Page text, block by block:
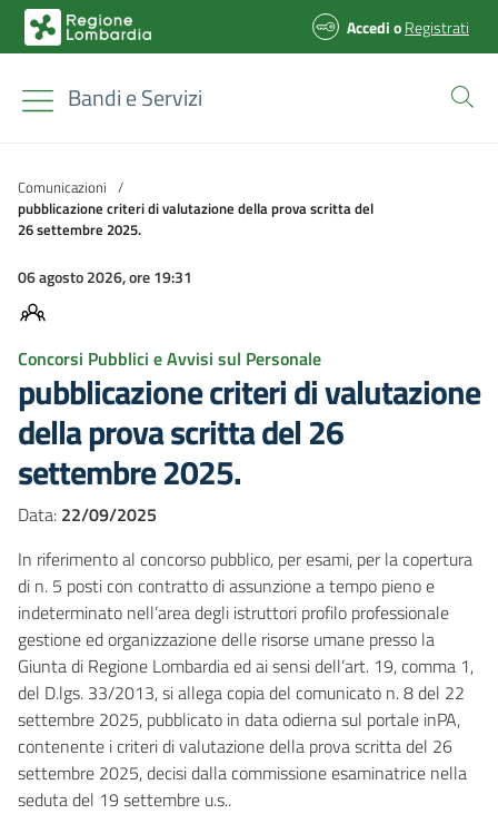
AccedioRegistrati
Bandi e Servizi
Comunicazioni /
pubblicazione criteri di valutazione della prova scritta del
26 settembre 2025.
06 agosto 2026, ore 19:31
Concorsi Pubblici e Avvisi sul Personale
pubblicazione criteri di valutazione
della prova scritta del 26
settembre 2025.
Data: 22/09/2025
In riferimento al concorso pubblico, per esami, per la copertura
di n. 5 posti con contratto di assunzione a tempo pieno e
indeterminato nell’area degli istruttori profilo professionale
gestione ed organizzazione delle risorse umane presso la
Giunta di Regione Lombardia ed ai sensi dell’art. 19, comma 1,
del D.lgs. 33/2013,si allega copia del comunicato n. 8 del 22
settembre 2025, pubblicato in data odierna sul portale inPA,
contenente i criteri di valutazione della prova scritta del 26
settembre 2025, decisi dalla commissione esaminatrice nella
seduta del 19 settembre u.s..